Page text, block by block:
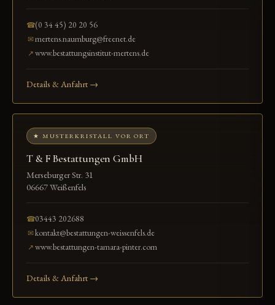
☎(0 34 45) 20 20 56
✉mertens.naumburg@freenet.de
↗www.bestattungsinstitut-mertens.de
Details & Anfahrt →
★ MUSTERKRISTALL VOR ORT
T & F Bestattungen GmbH
Merseburger Str. 31
06667 Weißenfels
☎03443 202688
✉kontakt@bestattungen-weissenfels.de
↗www.bestattungen-tamara-pinter.com
Details & Anfahrt →